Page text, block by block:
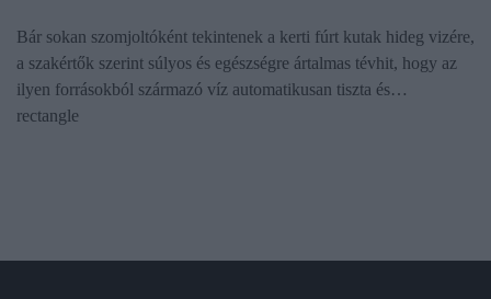
Bár sokan szomjoltóként tekintenek a kerti fúrt kutak hideg vizére,
a szakértők szerint súlyos és egészségre ártalmas tévhit, hogy az
ilyen forrásokból származó víz automatikusan tiszta és…
rectangle